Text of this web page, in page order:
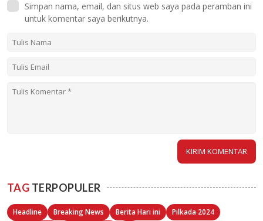
Simpan nama, email, dan situs web saya pada peramban ini
untuk komentar saya berikutnya.
TAG TERPOPULER
Headline Breaking News Berita Hari ini Pilkada 2024